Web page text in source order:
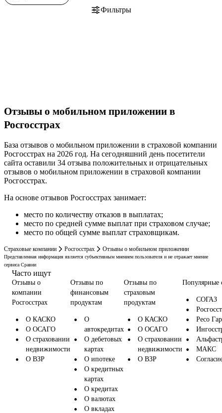
Фильтры
Отзывы о мобильном приложении в
Росгосстрах
База отзывов о мобильном приложении в страховой компании
Росгосстрах на 2026 год. На сегодняшний день посетители
сайта оставили 34 отзыва положительных и отрицательных
отзывов о мобильном приложении в страховой компании
Росгосстрах.
На основе отзывов Росгосстрах занимает:
место по количеству отказов в выплатах;
место по средней сумме выплат при страховом случае;
место по общей сумме выплат страховщикам.
Страховые компании Росгосстрах Отзывы о мобильном приложении
Представленная информация является субъективным мнением пользователя и не отражает мнение
сервиса Сравни
Часто ищут
Отзывы о
компании
Росгосстрах
О КАСКО
О ОСАГО
О страховании
недвижимости
О ВЗР
Отзывы по
финансовым
продуктам
О
автокредитах
О дебетовых
картах
О ипотеке
О кредитных
картах
О кредитах
О валютах
О вкладах
Отзывы по
страховым
продуктам
О КАСКО
О ОСАГО
О страховании
недвижимости
О ВЗР
Популярные
СОГАЗ
Ресо
МАКС